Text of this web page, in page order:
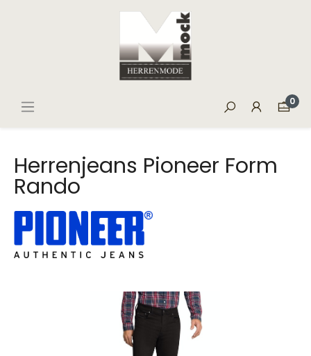
0
Herrenjeans Pioneer Form
Rando